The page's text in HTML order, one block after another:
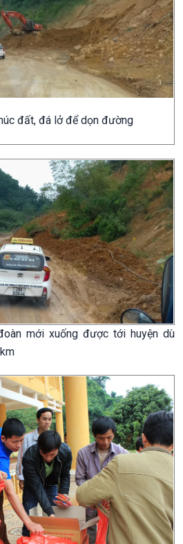
đất, đá lở để dọn đường
mới xuống được tới huyện dù